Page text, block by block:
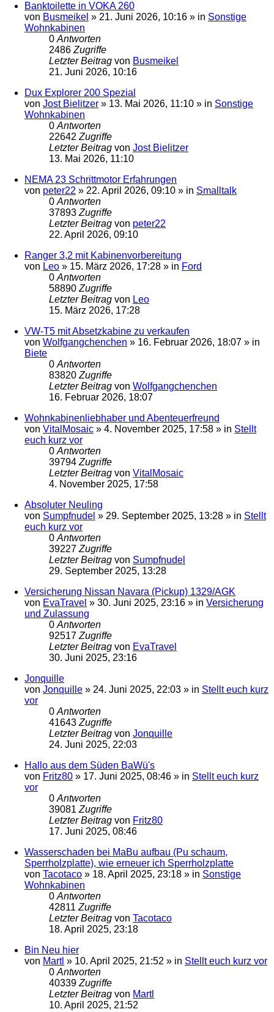
Banktoilette in VOKA 260
von Busmeikel » 21. Juni 2026, 10:16 » in Sonstige
Wohnkabinen
0 Antworten
2486 Zugriffe
Letzter Beitrag von Busmeikel
21. Juni 2026, 10:16
Dux Explorer 200 Spezial
von Jost Bielitzer » 13. Mai 2026, 11:10 » in Sonstige
Wohnkabinen
0 Antworten
22642 Zugriffe
Letzter Beitrag von Jost Bielitzer
13. Mai 2026, 11:10
NEMA 23 Schrittmotor Erfahrungen
von peter22 » 22. April 2026, 09:10 » in Smalltalk
0 Antworten
37893 Zugriffe
Letzter Beitrag von peter22
22. April 2026, 09:10
Ranger 3,2 mit Kabinenvorbereitung
von Leo » 15. März 2026, 17:28 » in Ford
0 Antworten
58890 Zugriffe
Letzter Beitrag von Leo
15. März 2026, 17:28
VW-T5 mit Absetzkabine zu verkaufen
von Wolfgangchenchen » 16. Februar 2026, 18:07 » in
Biete
0 Antworten
83820 Zugriffe
Letzter Beitrag von Wolfgangchenchen
16. Februar 2026, 18:07
Wohnkabinenliebhaber und Abenteuerfreund
von VitalMosaic » 4. November 2025, 17:58 » in Stellt
euch kurz vor
0 Antworten
39794 Zugriffe
Letzter Beitrag von VitalMosaic
4. November 2025, 17:58
Absoluter Neuling
von Sumpfnudel » 29. September 2025, 13:28 » in Stellt
euch kurz vor
0 Antworten
39227 Zugriffe
Letzter Beitrag von Sumpfnudel
29. September 2025, 13:28
Versicherung Nissan Navara (Pickup) 1329/AGK
von EvaTravel » 30. Juni 2025, 23:16 » in Versicherung
und Zulassung
0 Antworten
92517 Zugriffe
Letzter Beitrag von EvaTravel
30. Juni 2025, 23:16
Jonquille
von Jonquille » 24. Juni 2025, 22:03 » in Stellt euch kurz
vor
0 Antworten
41643 Zugriffe
Letzter Beitrag von Jonquille
24. Juni 2025, 22:03
Hallo aus dem Süden BaWü's
von Fritz80 » 17. Juni 2025, 08:46 » in Stellt euch kurz
vor
0 Antworten
39081 Zugriffe
Letzter Beitrag von Fritz80
17. Juni 2025, 08:46
Wasserschaden bei MaBu aufbau (Pu schaum,
Sperrholzplatte), wie erneuer ich Sperrholzplatte
von Tacotaco » 18. April 2025, 23:18 » in Sonstige
Wohnkabinen
0 Antworten
42811 Zugriffe
Letzter Beitrag von Tacotaco
18. April 2025, 23:18
Bin Neu hier
von Martl » 10. April 2025, 21:52 » in Stellt euch kurz vor
0 Antworten
40339 Zugriffe
Letzter Beitrag von Martl
10. April 2025, 21:52